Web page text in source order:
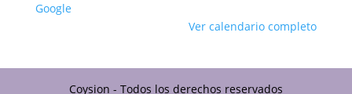
Google
Ver calendario completo
Coysion - Todos los derechos reservados